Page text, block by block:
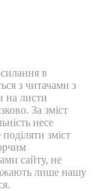
в
з читачами з
на листи
За зміст
несе
зміст
сайту, не
лише нашу